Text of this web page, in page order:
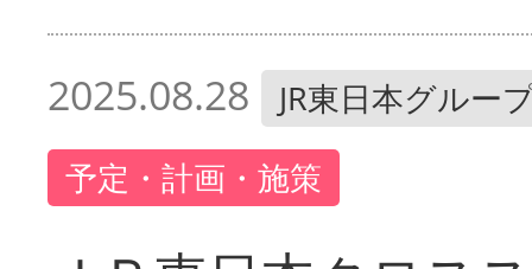
2025.08.28
JR東日本グルー
予定・計画・施策